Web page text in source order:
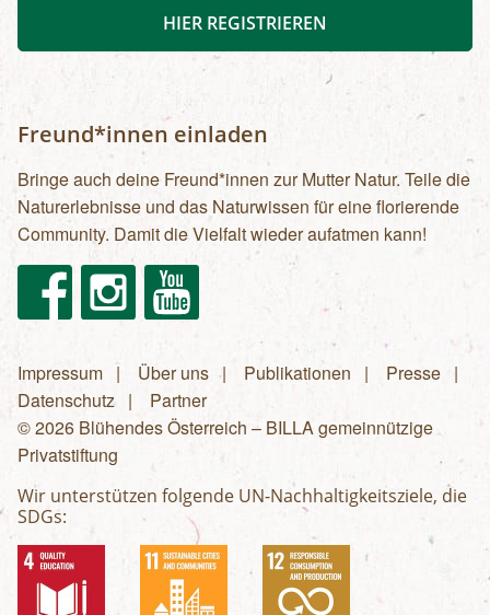
HIER REGISTRIEREN
Freund*innen einladen
Bringe auch deine Freund*innen zur Mutter Natur. Teile die
Naturerlebnisse und das Naturwissen für eine florierende
Community. Damit die Vielfalt wieder aufatmen kann!
FacebookInstagram Youtube
Fußzeilenmenü
Impressum Über uns Publikationen
Presse
Datenschutz
Partner
© 2026 Blühendes Österreich – BILLA gemeinnützige
Privatstiftung
Wir unterstützen folgende UN-Nachhaltigkeitsziele, die
SDGs: